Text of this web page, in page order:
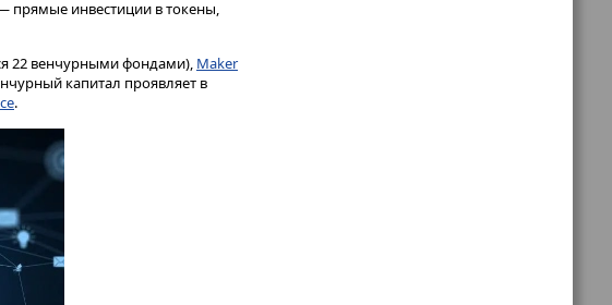
— прямые инвестиции в токены,
22 венчурными фондами), Maker
капитал проявляет в
.